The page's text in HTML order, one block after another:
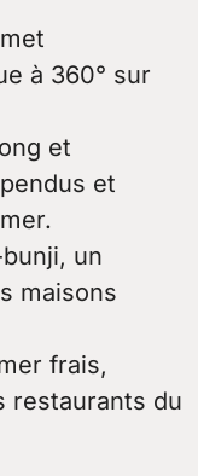
à 360° sur
et
et
un
maisons
frais,
restaurants du